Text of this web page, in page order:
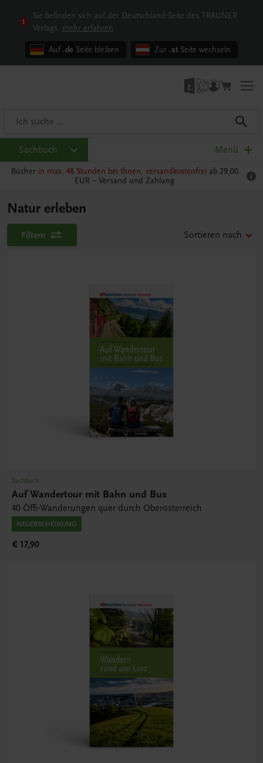
Sie befinden sich auf der Deutschland-Seite des TRAUNER
Verlags. mehr erfahren
Auf .de Seite bleiben Zur .at Seite wechseln
Sachbuch Menü
Bücher in max. 48 Stunden bei Ihnen, versandkostenfrei ab 29,00
EUR – Versand und Zahlung
Natur erleben
Filtern Sortieren nach
Sachbuch
Auf Wandertour mit Bahn und Bus
40 Öffi-Wanderungen quer durch Oberösterreich
NEUERSCHEINUNG
€ 17,90